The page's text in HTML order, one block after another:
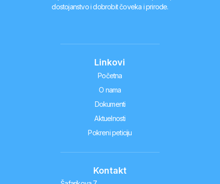
dostojanstvo i dobrobit čoveka i prirode.
Linkovi
Početna
O nama
Dokumenti
Aktuelnosti
Pokreni peticiju
Kontakt